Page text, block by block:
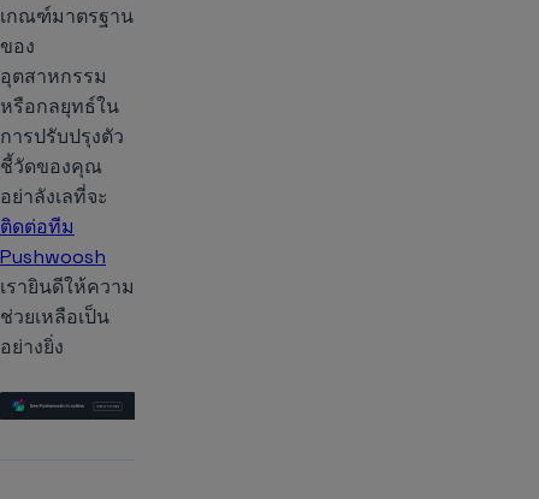
เกณฑ์มาตรฐาน
ของ
อุตสาหกรรม
หรือกลยุทธ์ใน
การปรับปรุงตัว
ชี้วัดของคุณ
อย่าลังเลที่จะ
ติดต่อทีม
Pushwoosh
เรายินดีให้ความ
ช่วยเหลือเป็น
อย่างยิ่ง